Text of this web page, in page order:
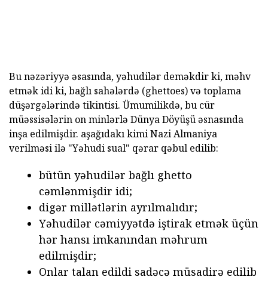
Bu nəzəriyyə əsasında, yəhudilər deməkdir ki, məhv
etmək idi ki, bağlı sahələrdə (ghettoes) və toplama
düşərgələrində tikintisi. Ümumilikdə, bu cür
müəssisələrin on minlərlə Dünya Döyüşü əsnasında
inşa edilmişdir. aşağıdakı kimi Nazi Almaniya
verilməsi ilə "Yəhudi sual" qərar qəbul edilib:
bütün yəhudilər bağlı ghetto
cəmlənmişdir idi;
digər millətlərin ayrılmalıdır;
Yəhudilər cəmiyyətdə iştirak etmək üçün
hər hansı imkanından məhrum
edilmişdir;
Onlar talan edildi sadəcə müsadirə edilib